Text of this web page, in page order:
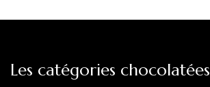
Les catégories chocolatées